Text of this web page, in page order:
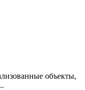
объекты,